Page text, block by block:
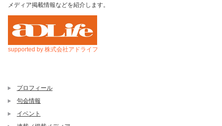
メディア掲載情報などを紹介します。
supported by 株式会社アドライフ
プロフィール
句会情報
イベント